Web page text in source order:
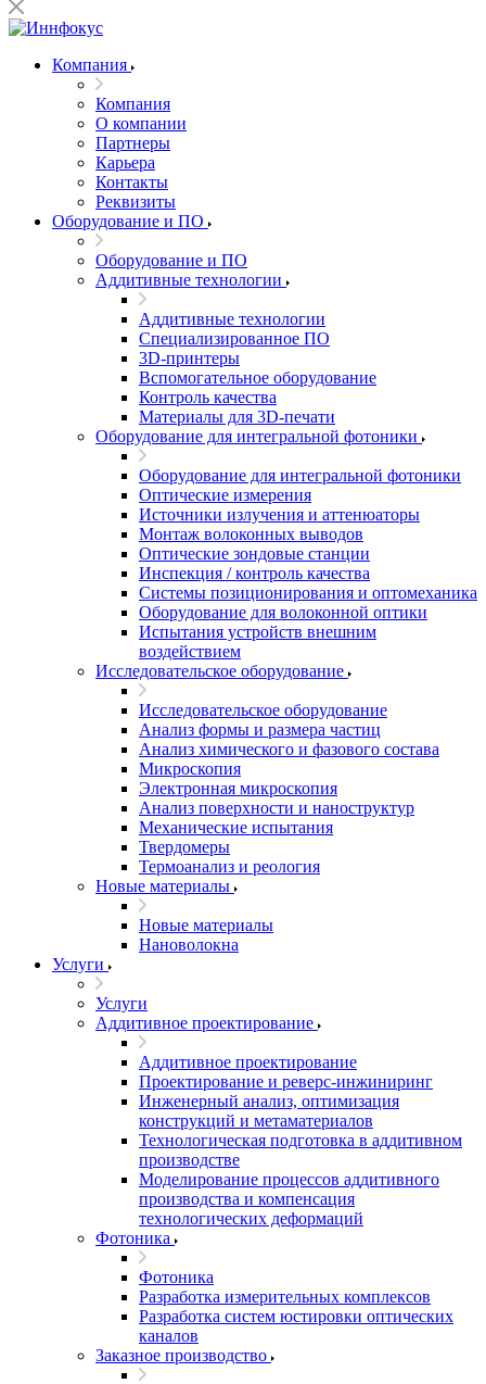
Компания
Компания
О компании
Партнеры
Карьера
Контакты
Реквизиты
Оборудование и ПО
Оборудование и ПО
Аддитивные технологии
Аддитивные технологии
Специализированное ПО
3D-принтеры
Вспомогательное оборудование
Контроль качества
Материалы для 3D-печати
Оборудование для интегральной фотоники
Оборудование для интегральной фотоники
Оптические измерения
Источники излучения и аттенюаторы
Монтаж волоконных выводов
Оптические зондовые станции
Инспекция / контроль качества
Системы позиционирования и оптомеханика
Оборудование для волоконной оптики
Испытания устройств внешним
воздействием
Исследовательское оборудование
Исследовательское оборудование
Анализ формы и размера частиц
Анализ химического и фазового состава
Микроскопия
Электронная микроскопия
Анализ поверхности и наноструктур
Механические испытания
Твердомеры
Термоанализ и реология
Новые материалы
Новые материалы
Нановолокна
Услуги
Услуги
Аддитивное проектирование
Аддитивное проектирование
Проектирование и реверс-инжиниринг
Инженерный анализ, оптимизация
конструкций и метаматериалов
Технологическая подготовка в аддитивном
производстве
Моделирование процессов аддитивного
производства и компенсация
технологических деформаций
Фотоника
Фотоника
Разработка измерительных комплексов
Разработка систем юстировки оптических
каналов
Заказное производство